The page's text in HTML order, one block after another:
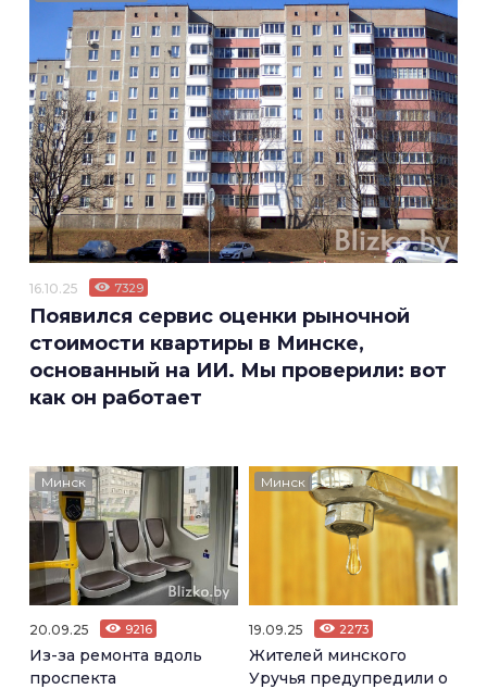
16.10.25 7329
Появился сервис оценки рыночной
стоимости квартиры в Минске,
основанный на ИИ. Мы проверили: вот
как он работает
Минск
20.09.25 9216
Из-за ремонта вдоль
проспекта
Минск
19.09.25 2273
Жителей минского
Уручья предупредили о